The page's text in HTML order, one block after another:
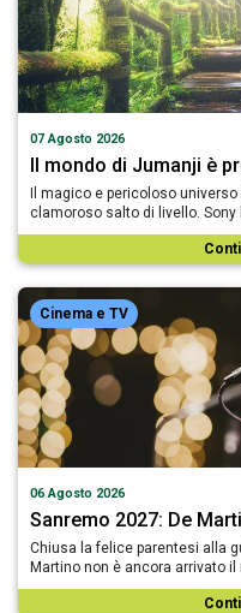
07 Agosto 2026
Il mondo di Jumanji è
Il magico e pericoloso
clamoroso salto di livello.
Cinema e TV
06 Agosto 2026
Sanremo 2027: De
Chiusa la felice parentesi alla
Martino non è ancora arrivato